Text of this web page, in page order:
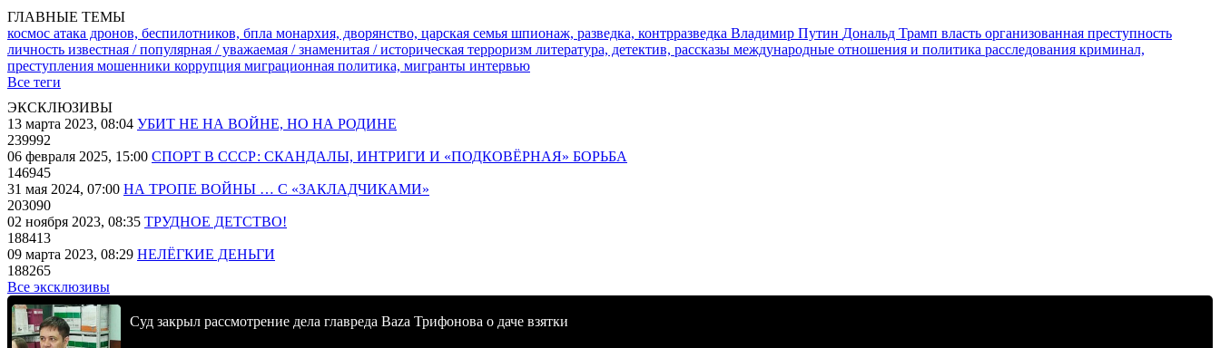
ГЛАВНЫЕ ТЕМЫ
космос атака дронов, беспилотников, бпла монархия, дворянство, царская семья шпионаж, разведка, контрразведка Владимир Путин Дональд Трамп власть организованная преступность
личность известная / популярная / уважаемая / знаменитая / историческая терроризм литература, детектив, рассказы международные отношения и политика расследования криминал,
преступления мошенники коррупция миграционная политика, мигранты интервью
Все теги
ЭКСКЛЮЗИВЫ
13 марта 2023, 08:04 УБИТ НЕ НА ВОЙНЕ, НО НА РОДИНЕ
239992
06 февраля 2025, 15:00 СПОРТ В СССР: СКАНДАЛЫ, ИНТРИГИ И «ПОДКОВЁРНАЯ» БОРЬБА
146945
31 мая 2024, 07:00 НА ТРОПЕ ВОЙНЫ … С «ЗАКЛАДЧИКАМИ»
203090
02 ноября 2023, 08:35 ТРУДНОЕ ДЕТСТВО!
188413
09 марта 2023, 08:29 НЕЛЁГКИЕ ДЕНЬГИ
188265
Все эксклюзивы
Суд закрыл рассмотрение дела главреда Baza Трифонова о даче взятки